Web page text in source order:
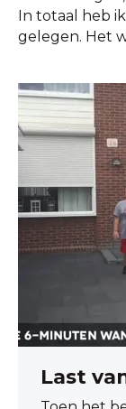
In totaal heb
gelegen. Het
Last